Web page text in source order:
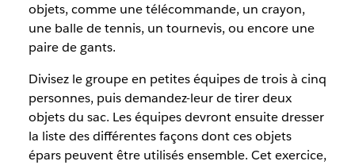
objets, comme une télécommande, un crayon,
une balle de tennis, un tournevis, ou encore une
paire de gants.
Divisez le groupe en petites équipes de trois à cinq
personnes, puis demandez-leur de tirer deux
objets du sac. Les équipes devront ensuite dresser
la liste des différentes façons dont ces objets
épars peuvent être utilisés ensemble. Cet exercice,